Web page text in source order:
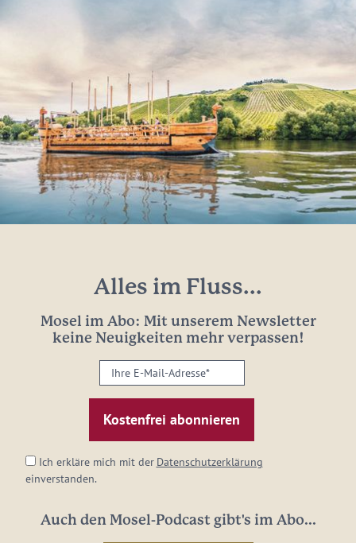
Alles im Fluss...
Mosel im Abo: Mit unserem Newsletter
keine Neuigkeiten mehr verpassen!
Ihre
E-
Mail-
Adresse:
Ich erkläre mich mit der Datenschutzerklärung
einverstanden.
Auch den Mosel-Podcast gibt's im Abo...